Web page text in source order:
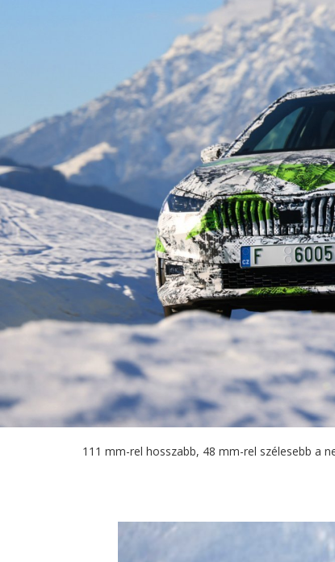
111 mm-rel hosszabb, 48 mm-rel szélesebb a